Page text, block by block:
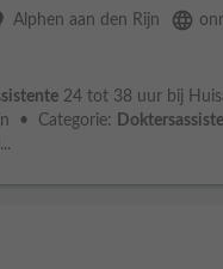
Alphen aan den Rijn language
24 tot 38 uur bij
• Categorie: